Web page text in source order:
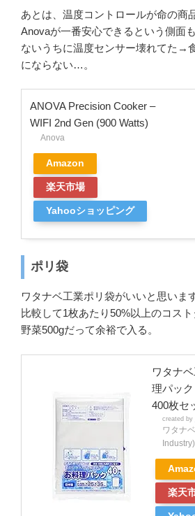
あとは、温度コントロールが命の商
Anovaが一番安心できるという側面
ないうちに温度センサー壊れてた→
にならない…。
ANOVA Precision Cooker –
WIFI 2nd Gen (900 Watts)
Anova
Amazon
楽天市場
Yahooショッピング
ポリ袋
ワタナベ工業ポリ袋がいいと思いま
比較して1枚あたり50%以上のコスト
野菜500gだって余裕で入る。
ワタナ
理パッ
400枚セ
created by
ワタナ
Industry)
楽天